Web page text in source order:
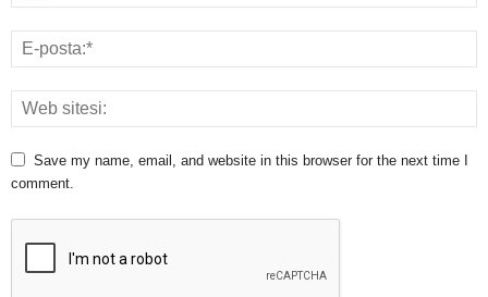
Save my name, email, and website in this browser for the next time I
comment.